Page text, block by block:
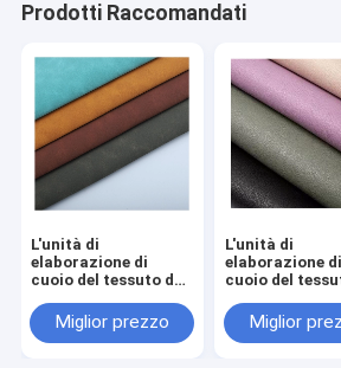
Prodotti Raccomandati
L'unità di
elaborazione di
cuoio del tessuto del
cuoio del tessuto di
Microfiber per le
Miglior prezzo
L'unità di
elaborazione di
cuoio del
cuoio del
Microfiber per
Miglior